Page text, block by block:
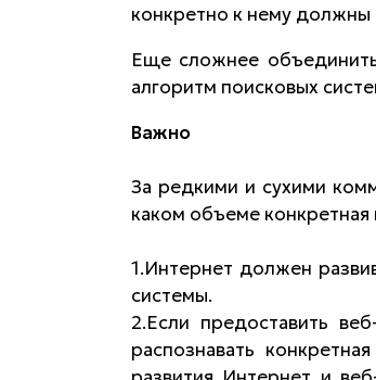
конкретно к нему
Еще сложнее
алгоритм поисковых
Важно
За редкими и сухими
каком объеме конкретная
1.Интернет должен
системы.
2.Если предоставить
распознавать